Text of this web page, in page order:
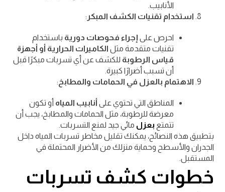
الأنابيب.
استخدام تقنيات الكشف المبكر :
احرص على إجراء فحوصات دورية باستخدام
تقنيات متقدمة مثل الكاميرات الحرارية أو أجهزة
قياس الرطوبة للكشف عن أي تسربات مبكرًا قبل
أن تسبب أضرارًا كبيرة.
الاهتمام بالعزل في الحمامات والمطابخ :
المناطق التي تحتوي على أنابيب المياه أو تكون
معرضة للرطوبة، مثل الحمامات والمطابخ، يجب أن
تتمتع بعزل مائي جيد لمنع التسربات.
بتطبيق هذه النصائح، يمكنك تقليل مخاطر تسربات المياه داخل
الجدران والأسطح وحماية منزلك من الأضرار المحتملة في
المستقبل.
خطوات كشف تسربات